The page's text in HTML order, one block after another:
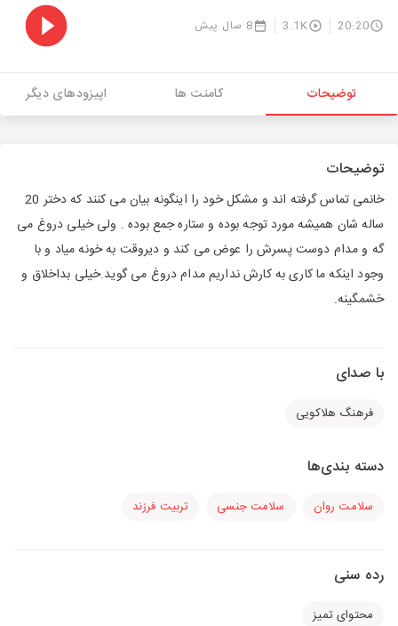
20:20
3.1K 8 سال پیش
توضیحات کامنت ها اپیزودهای دیگر
توضیحات
خانمی تماس گرفته اند و مشکل خود را اینگونه بیان می کنند که دختر 20
ساله شان همیشه مورد توجه بوده و ستاره جمع بوده . ولی خیلی دروغ می
گه و مدام دوست پسرش را عوض می کند و دیروقت به خونه میاد و با
وجود اینکه ما کاری به کارش نداریم مدام دروغ می گوید.خیلی بداخلاق و
خشمگینه.
با صدای
فرهنگ هلاکویی
دسته بندی‌ها
سلامت روان سلامت جنسی تربیت فرزند
رده سنی
محتوای تمیز